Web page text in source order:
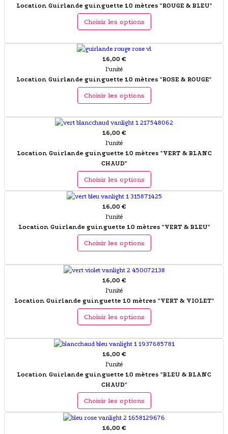
Location Guirlande guinguette 10 mètres "ROUGE & BLEU"
Choisir les options
16,00 €
l'unité
Location Guirlande guinguette 10 mètres "ROSE & ROUGE"
Choisir les options
16,00 €
l'unité
Location Guirlande guinguette 10 mètres "VERT & BLANC
CHAUD"
Choisir les options
16,00 €
l'unité
Location Guirlande guinguette 10 mètres "VERT & BLEU"
Choisir les options
16,00 €
l'unité
Location Guirlande guinguette 10 mètres "VERT & VIOLET"
Choisir les options
16,00 €
l'unité
Location Guirlande guinguette 10 mètres "BLEU & BLANC
CHAUD"
Choisir les options
16,00 €